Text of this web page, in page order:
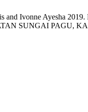
and Ivonne Ayesha
SUNGAI PAGU,